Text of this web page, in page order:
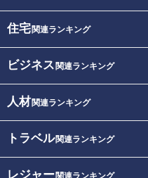
住宅関連ランキング
ビジネス 関連ランキング
人材関連ランキング
トラベル関連ランキング
レジャー